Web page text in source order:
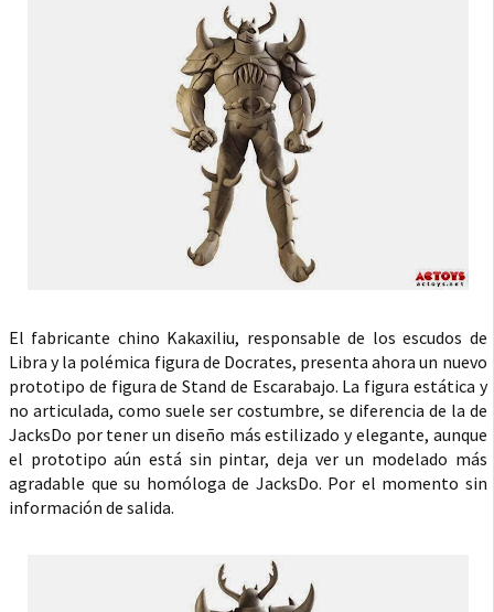
El fabricante chino Kakaxiliu, responsable de los escudos de
Libra y la polémica figura de Docrates, presenta ahora un nuevo
prototipo de figura de Stand de Escarabajo. La figura estática y
no articulada, como suele ser costumbre, se diferencia de la de
JacksDo por tener un diseño más estilizado y elegante, aunque
el prototipo aún está sin pintar, deja ver un modelado más
agradable que su homóloga de JacksDo. Por el momento sin
información de salida.